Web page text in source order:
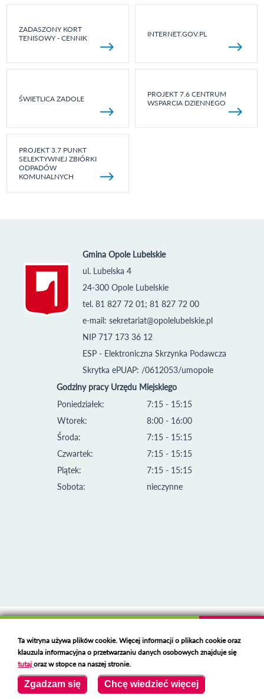
ZADASZONY KORT
TENISOWY - CENNIK
INTERNET.GOV.PL
ŚWIETLICA ZADOLE
PROJEKT 7.6 CENTRUM
WSPARCIA DZIENNEGO
PROJEKT 3.7 PUNKT
SELEKTYWNEJ ZBIÓRKI
ODPADÓW
KOMUNALNYCH
Gmina Opole Lubelskie
ul. Lubelska 4
24-300 Opole Lubelskie
tel. 81 827 72 01; 81 827 72 00
e-mail: sekretariat@opolelubelskie.pl
NIP 717 173 36 12
ESP - Elektroniczna Skrzynka Podawcza
Skrytka ePUAP: /0612053/umopole
Godziny pracy Urzędu Miejskiego
Poniedziałek:
Wtorek:
Środa:
Czwartek:
Piątek:
Sobota:
7:15 - 15:15
8:00 - 16:00
7:15 - 15:15
7:15 - 15:15
7:15 - 15:15
nieczynne
Deklaracja dostępności
Polski serwer RBLhttps://polspam.pl/
Copyright 2023 Urząd Miejski w Opolu Lubelskim
Created byVOBACOM Odnośnik otworzy się w nowym oknie
Ta witryna używa plików cookie. Więcej informacji o plikach cookie oraz
klauzula informacyjna o przetwarzaniu danych osobowych znajduje się
tutajoraz w stopce na naszej stronie.
Zgadzam się Chcę wiedzieć więcej